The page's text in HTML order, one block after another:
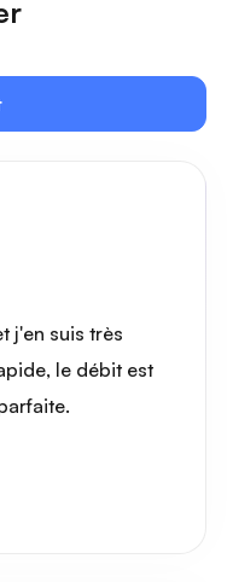
j'en suis très
le débit est